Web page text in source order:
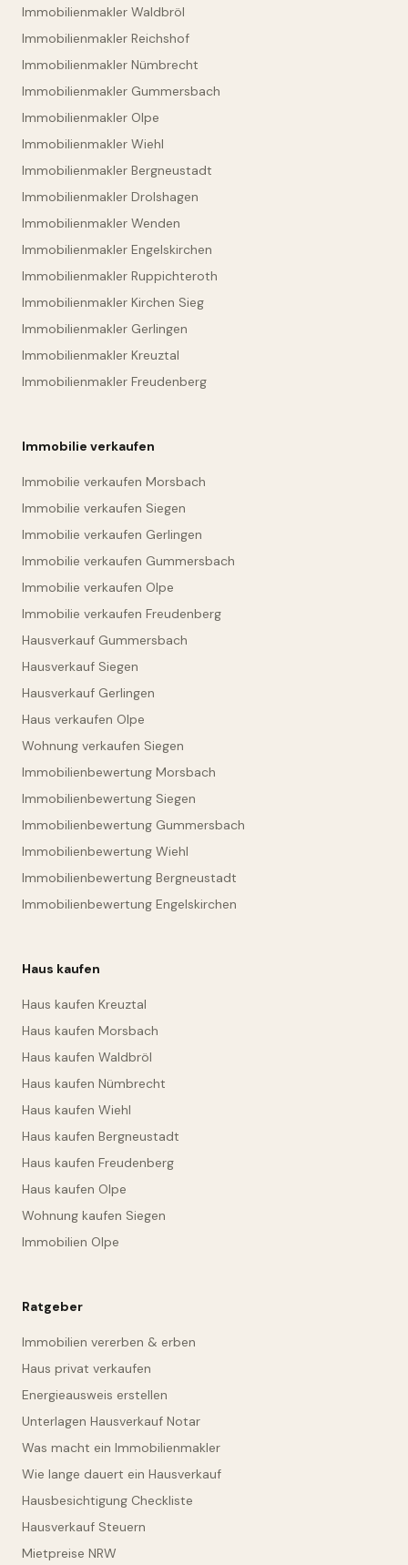
Immobilienmakler Waldbröl
Immobilienmakler Reichshof
Immobilienmakler Nümbrecht
Immobilienmakler Gummersbach
Immobilienmakler Olpe
Immobilienmakler Wiehl
Immobilienmakler Bergneustadt
Immobilienmakler Drolshagen
Immobilienmakler Wenden
Immobilienmakler Engelskirchen
Immobilienmakler Ruppichteroth
Immobilienmakler Kirchen Sieg
Immobilienmakler Gerlingen
Immobilienmakler Kreuztal
Immobilienmakler Freudenberg
Immobilie verkaufen
Immobilie verkaufen Morsbach
Immobilie verkaufen Siegen
Immobilie verkaufen Gerlingen
Immobilie verkaufen Gummersbach
Immobilie verkaufen Olpe
Immobilie verkaufen Freudenberg
Hausverkauf Gummersbach
Hausverkauf Siegen
Hausverkauf Gerlingen
Haus verkaufen Olpe
Wohnung verkaufen Siegen
Immobilienbewertung Morsbach
Immobilienbewertung Siegen
Immobilienbewertung Gummersbach
Immobilienbewertung Wiehl
Immobilienbewertung Bergneustadt
Immobilienbewertung Engelskirchen
Haus kaufen
Haus kaufen Kreuztal
Haus kaufen Morsbach
Haus kaufen Waldbröl
Haus kaufen Nümbrecht
Haus kaufen Wiehl
Haus kaufen Bergneustadt
Haus kaufen Freudenberg
Haus kaufen Olpe
Wohnung kaufen Siegen
Immobilien Olpe
Ratgeber
Immobilien vererben & erben
Haus privat verkaufen
Energieausweis erstellen
Unterlagen Hausverkauf Notar
Was macht ein Immobilienmakler
Wie lange dauert ein Hausverkauf
Hausbesichtigung Checkliste
Hausverkauf Steuern
Mietpreise NRW